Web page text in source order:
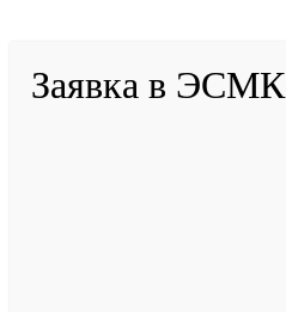
Заявка в ЭСМК